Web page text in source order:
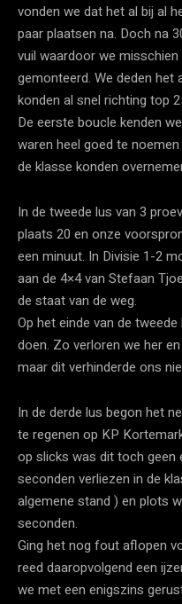
vonden we dat het al bij al
paar plaatsen na. Doch na
vuil waardoor we
gemonteerd. We deden
konden al snel richting top
De eerste boucle kenden
waren heel goed te
de klasse konden
In de tweede lus van 3
plaats 20 en onze
een minuut. In Divisie 1-2
aan de 4×4 van Stefaan
de staat van de weg.
Op het einde van de
doen. Zo verloren we her
maar dit verhinderde ons
In de derde lus begon het
te regenen op KP
op slicks was dit toch geen
seconden verliezen in de
algemene stand ) en plots
seconden.
Ging het nog fout aflopen
reed daaropvolgend een
we met een enigszins